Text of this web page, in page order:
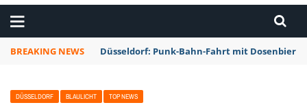
BREAKING NEWS Düsseldorf: Punk-Bahn-Fahrt mit Dosenbier
DÜSSELDORF BLAULICHT TOP NEWS